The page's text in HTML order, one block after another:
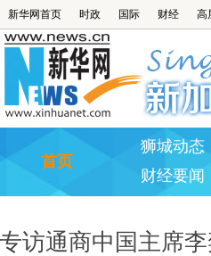
新华网首页 时政 国际 财经 高
首页
狮城动态
财经要闻
专访通商中国主席